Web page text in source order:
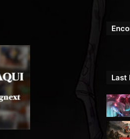
Last